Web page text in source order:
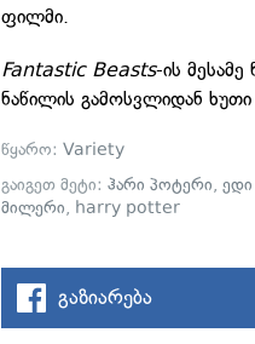
ფილმი.
Fantastic Beasts-ის
ნაწილის გამოსვლიდან
წყარო:Variety
გაიგეთ მეტი:ჰარი პოტერი,
მილერი, harry potter
გაზიარება